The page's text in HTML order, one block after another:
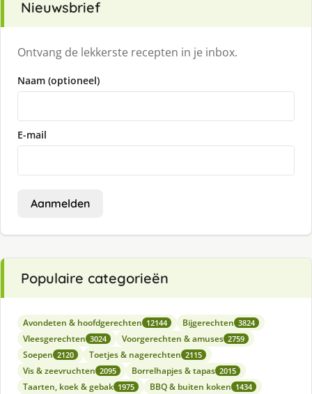
Nieuwsbrief
Ontvang de lekkerste recepten in je inbox.
Naam (optioneel)
E-mail
Aanmelden
Populaire categorieën
Avondeten & hoofdgerechten 12144 Bijgerechten 3824
Vleesgerechten 3024 Voorgerechten & amuses 2759
Soepen 2120 Toetjes & nagerechten 2115
Vis & zeevruchten 2095 Borrelhapjes & tapas 2015
Taarten, koek & gebak 1975 BBQ & buiten koken 1434